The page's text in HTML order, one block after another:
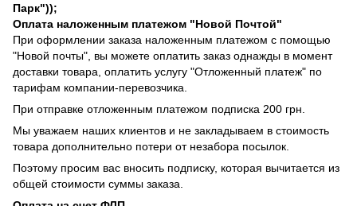
Парк"));
Оплата наложенным платежом "Новой Почтой"
При оформлении заказа наложенным платежом с помощью
"Новой почты", вы можете оплатить заказ однажды в момент
доставки товара, оплатить услугу "Отложенный платеж" по
тарифам компании-перевозчика.
При отправке отложенным платежом подписка 200 грн.
Мы уважаем наших клиентов и не закладываем в стоимость
товара дополнительно потери от незабора посылок.
Поэтому просим вас вносить подписку, которая вычитается из
общей стоимости суммы заказа.